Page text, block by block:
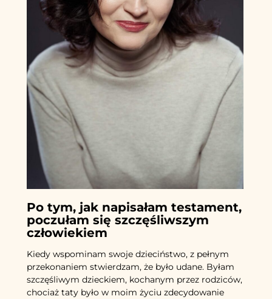
Po tym, jak napisałam testament,
poczułam się szczęśliwszym
człowiekiem
Kiedy wspominam swoje dzieciństwo, z pełnym
przekonaniem stwierdzam, że było udane. Byłam
szczęśliwym dzieckiem, kochanym przez rodziców,
chociaż taty było w moim życiu zdecydowanie